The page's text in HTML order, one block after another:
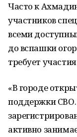
Часто к
участников
всеми
до вспашки
требует
«В городе
поддержки СВО.
активно